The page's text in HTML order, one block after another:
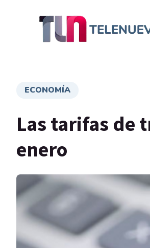
ECONOMÍA
Las tarifas de
enero